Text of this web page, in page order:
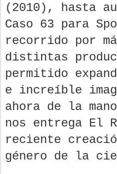
(2010), hasta
Caso 63 para
recorrido por
distintas
permitido
e increíble
ahora de la mano
nos entrega El
reciente
género de la